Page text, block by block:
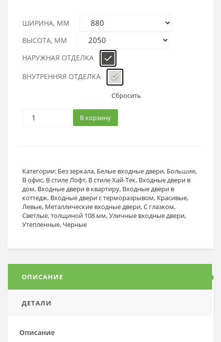
ШИРИНА, ММ
ВЫСОТА, ММ
НАРУЖНАЯ ОТДЕЛКА
ВНУТРЕННЯЯ ОТДЕЛКА
Сбросить
В корзину
Категории: Без зеркала, Белые входные двери, Большие,
В офис, В стиле Лофт, В стиле Хай-Тек, Входные двери в
дом, Входные двери в квартиру, Входные двери в
коттедж, Входные двери с терморазрывом, Красивые,
Левые, Металлические входные двери,С глазком,
Светлые,толщиной 108 мм,Уличные входные двери,
Утепленные, Черные
ОПИСАНИЕ
ДЕТАЛИ
Описание